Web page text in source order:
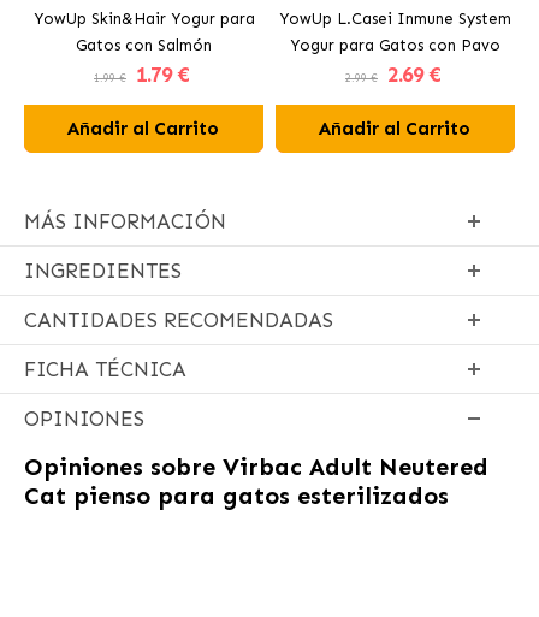
YowUp Skin&Hair Yogur para
Gatos con Salmón
1.99 € 1.79 €
Añadir al Carrito
YowUp L.Casei Inmune System
Yogur para Gatos con Pavo
2.99 € 2.69 €
Añadir al Carrito
MÁS INFORMACIÓN
INGREDIENTES
CANTIDADES RECOMENDADAS
FICHA TÉCNICA
OPINIONES
Opiniones sobre Virbac Adult Neutered
Cat pienso para gatos esterilizados